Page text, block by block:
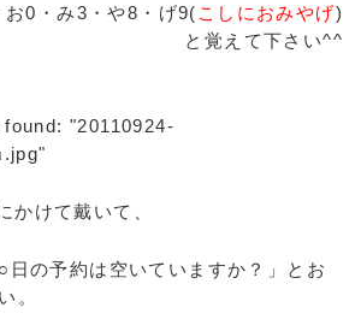
0・み3・や8・げ9( こしにおみやげ)
と覚えて下さい^^
"20110924-
かけて戴いて、
日の予約は空いていますか？」とお
。